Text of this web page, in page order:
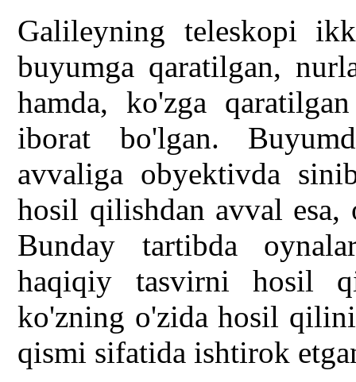
Galileyning teleskopi
buyumga qaratilgan,
hamda, ko'zga
iborat bo'lgan.
avvaliga obyektivda
hosil qilishdan avval esa,
Bunday tartibda
haqiqiy tasvirni hosil
ko'zning o'zida hosil
qismi sifatida ishtirok